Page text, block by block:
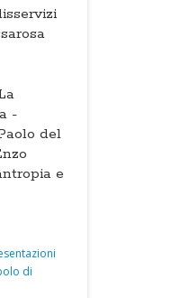
-
del
e